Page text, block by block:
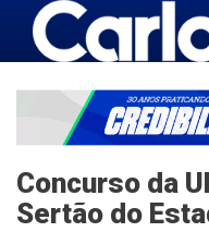
Concurso da
Sertão do